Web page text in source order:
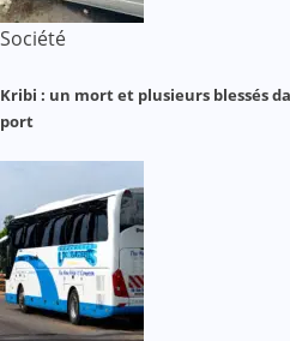
Société
Kribi : un mort et plusieurs blessés
port